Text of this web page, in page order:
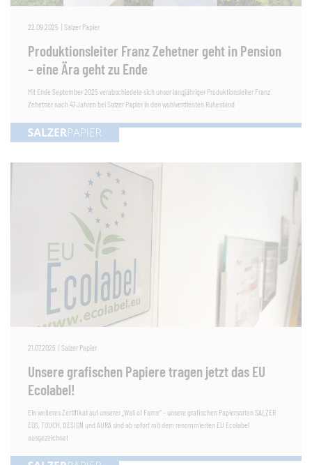
22.09.2025 | Salzer Papier
Produktionsleiter Franz Zehetner geht in Pension
– eine Ära geht zu Ende
Mit Ende September 2025 verabschiedete sich unser langjähriger Produktionsleiter Franz
Zehetner nach 47 Jahren bei Salzer Papier in den wohlverdienten Ruhestand
21.07.2025 | Salzer Papier
Unsere grafischen Papiere tragen jetzt das EU
Ecolabel!
Ein weiteres Zertifikat auf unserer „Wall of Fame“ - unsere grafischen Papiersorten SALZER
EOS, TOUCH, DESIGN und AURA sind ab sofort mit dem renommierten EU Ecolabel
ausgezeichnet